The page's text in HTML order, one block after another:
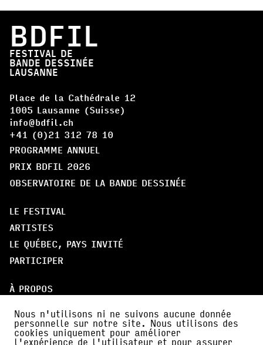
BDFIL
FESTIVAL DE
BANDE DESSINÉE
LAUSANNE
Place de la Cathédrale 12
1005 Lausanne (Suisse)
info@bdfil.ch
+41 (0)21 312 78 10
PROGRAMME ANNUEL
PRIX BDFIL 2026
OBSERVATOIRE DE LA BANDE DESSINÉE
LE FESTIVAL
ARTISTES
LE QUÉBEC, PAYS INVITÉ
PARTICIPER
À PROPOS
AMI·E·S DE BDFIL
CERCLE DES MÉCÈNES
Nous n'utilisons ni ne suivons aucune donnée
personnelle sur notre site. Nous utilisons des
cookies uniquement pour améliorer
l'expérience de l'utilisateur et pour assurer